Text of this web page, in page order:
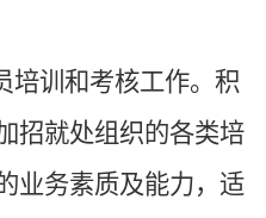
培训和考核工作。积
招就处组织的各类培
业务素质及能力，适